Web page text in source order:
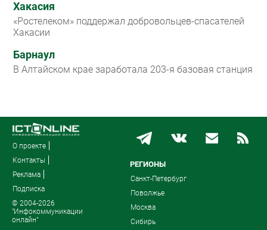
Хакасия
«Ростелеком» поддержал добровольцев-спасателей
Хакасии
Барнаул
В Алтайском крае заработала 203-я базовая станция
О проекте
Контакты
Реклама
Подписка
© 2004-2026
"Инфокоммуникации
онлайн"
РЕГИОНЫ
Санкт-Петербург
Поволжье
Москва
Сибирь